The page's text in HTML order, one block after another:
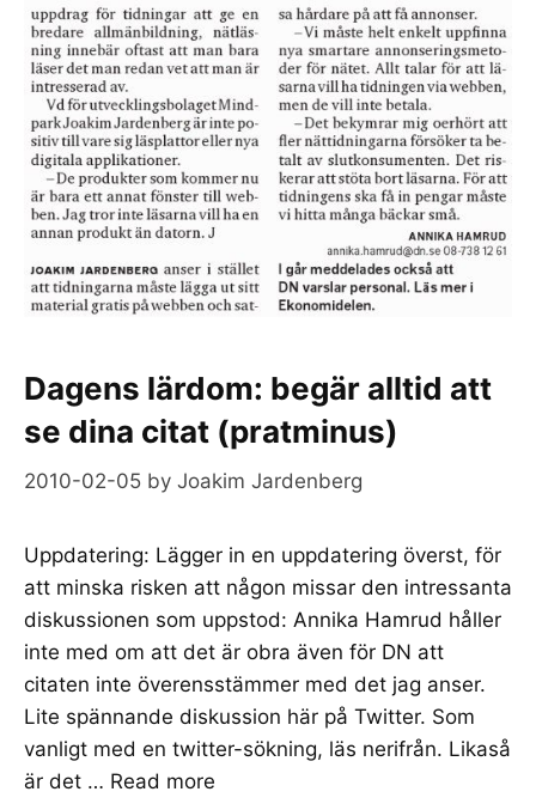
Dagens lärdom: begär alltid att
se dina citat (pratminus)
2010-02-05 by Joakim Jardenberg
Uppdatering: Lägger in en uppdatering överst, för
att minska risken att någon missar den intressanta
diskussionen som uppstod: Annika Hamrud håller
inte med om att det är obra även för DN att
citaten inte överensstämmer med det jag anser.
Lite spännande diskussion här på Twitter. Som
vanligt med en twitter-sökning, läs nerifrån. Likaså
är det … Read more